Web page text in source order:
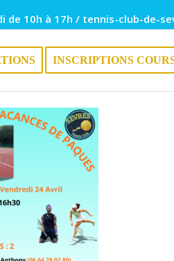
de 10h à 17h / tennis-club-de-
INSCRIPTIONS